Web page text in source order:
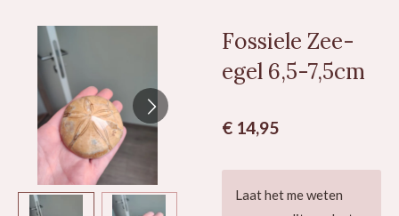
Fossiele Zee-
egel 6,5-7,5cm
€ 14,95
Laat het me weten